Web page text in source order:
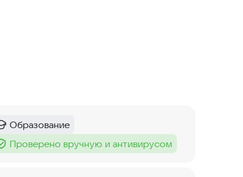
:
Образование
:
Проверено вручную и антивирусом